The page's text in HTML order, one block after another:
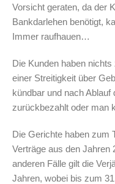
Vorsicht geraten, da der
Bankdarlehen benötigt,
Immer raufhauen…
Die Kunden haben
einer Streitigkeit über
kündbar und nach
zurückbezahlt oder man
Die Gerichte haben zum
Verträge aus den Jahren
anderen Fälle gilt die
Jahren, wobei bis zum